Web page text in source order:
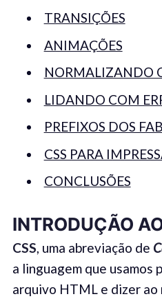
TRANSIÇÕES
ANIMAÇÕES
NORMALIZANDO
LIDANDO COM
PREFIXOS DOS
CSS PARA
CONCLUSÕES
INTRODUÇÃO
CSS, uma abreviação de
a linguagem que usamos
arquivo HTML e dizer ao